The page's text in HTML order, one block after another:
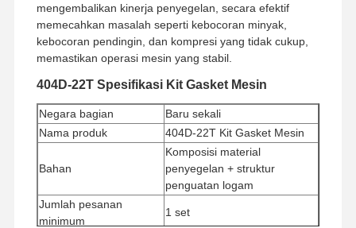
mengembalikan kinerja penyegelan, secara efektif
memecahkan masalah seperti kebocoran minyak,
kebocoran pendingin, dan kompresi yang tidak cukup,
memastikan operasi mesin yang stabil.
404D-22T Spesifikasi Kit Gasket Mesin
Negara bagian
Baru sekali
Nama produk
404D-22T Kit Gasket Mesin
Bahan
Komposisi material
penyegelan + struktur
penguatan logam
Jumlah pesanan
minimum
1 set